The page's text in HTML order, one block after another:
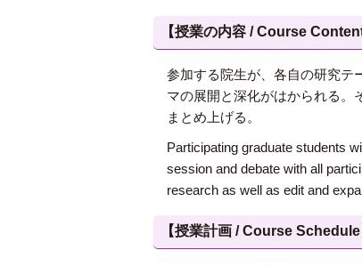
【授業の内容 / Course
参加する院生が、各自の研究テ
マの展開と深化がはかられる。
まとめ上げる。
Participating graduate students
session and debate with all
research as well as edit and
【授業計画 / Course Schedule